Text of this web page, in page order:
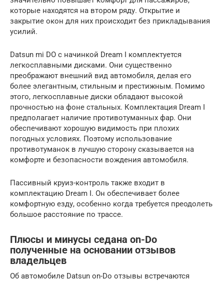
которые находятся на втором ряду. Открытие и
закрытие окон для них происходит без прикладывания
усилий.
Datsun mi DO с начинкой Dream I комплектуется
легкосплавными дисками. Они существенно
преображают внешний вид автомобиля, делая его
более элегантным, стильным и престижным. Помимо
этого, легкосплавные диски обладают высокой
прочностью на фоне стальных. Комплектация Dream I
предполагает наличие противотуманных фар. Они
обеспечивают хорошую видимость при плохих
погодных условиях. Поэтому использование
противотуманок в лучшую сторону сказывается на
комфорте и безопасности вождения автомобиля.
Пассивный круиз-контроль также входит в
комплектацию Dream I. Он обеспечивает более
комфортную езду, особенно когда требуется преодолеть
большое расстояние по трассе.
Плюсы и минусы седана on-Do
полученные на основании отзывов
владельцев
Об автомобиле Datsun on-Do отзывы встречаются